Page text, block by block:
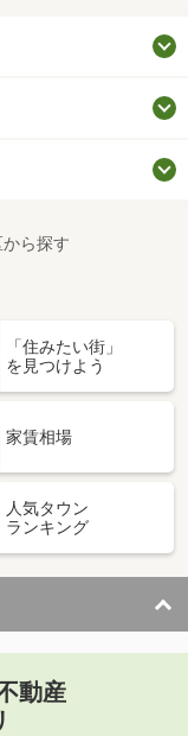
ら探す
「住みたい街」
を見つけよう
家賃相場
人気タウン
ランキング
動産